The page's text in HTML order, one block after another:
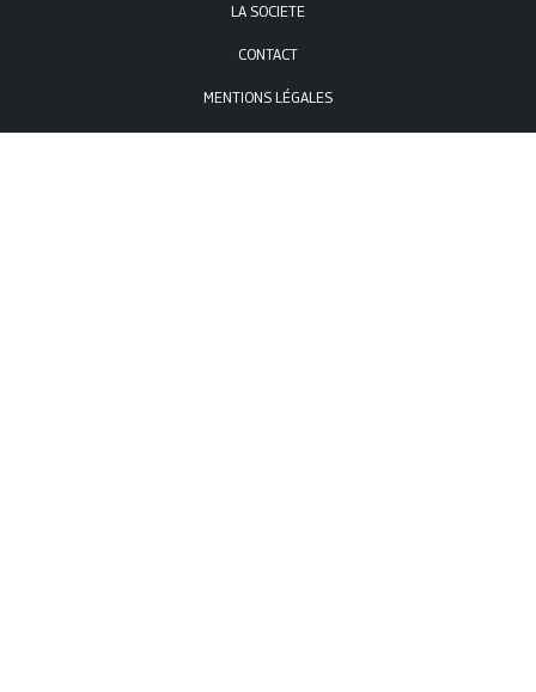
LA SOCIETE
CONTACT
MENTIONS LÉGALES